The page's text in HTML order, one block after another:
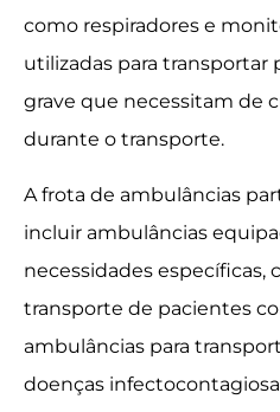
como respiradores e
utilizadas para transportar
grave que necessitam de
durante o transporte.
A frota de ambulâncias
incluir ambulâncias
necessidades específicas,
transporte de pacientes
ambulâncias para
doenças